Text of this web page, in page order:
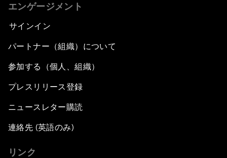
エンゲージメント
サインイン
パートナー（組織）について
参加する（個人、組織）
プレスリリース登録
ニュースレター購読
連絡先 (英語のみ)
リンク